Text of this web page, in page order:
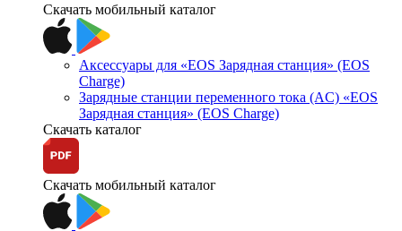
Скачать мобильный каталог
Аксессуары для «EOS Зарядная станция» (EOS
Charge)
Зарядные станции переменного тока (AC) «EOS
Зарядная станция» (EOS Charge)
Скачать каталог
Скачать мобильный каталог